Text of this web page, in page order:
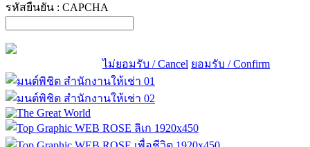
รหัสยืนยัน : CAPCHA
ไม่ยอมรับ / Cancel ยอมรับ / Confirm